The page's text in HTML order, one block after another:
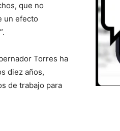
que no
un efecto
Torres ha
diez años,
de trabajo para